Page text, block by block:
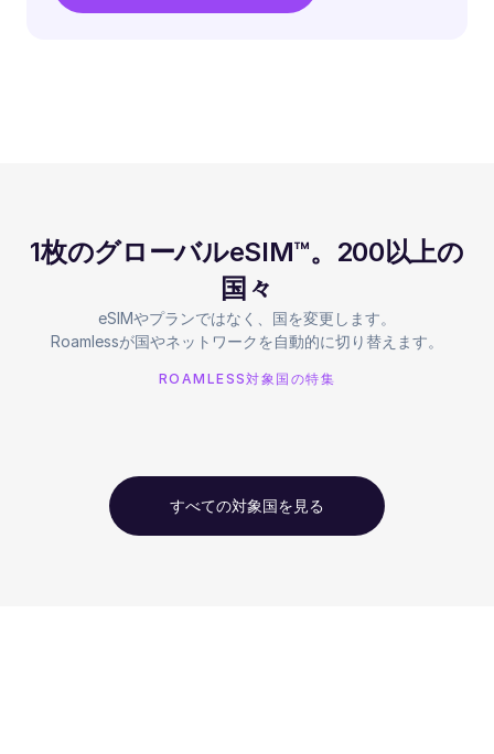
1枚のグローバルeSIM™。200以上の
国々
eSIMやプランではなく、国を変更します。
Roamlessが国やネットワークを自動的に切り替えます。
ROAMLESS対象国の特集
すべての対象国を見る